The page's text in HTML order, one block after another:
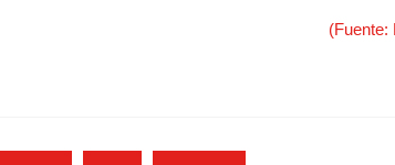
(Fuente: